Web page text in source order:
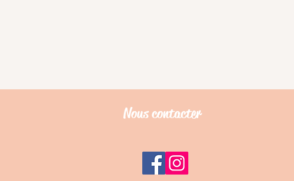
Nous contacter